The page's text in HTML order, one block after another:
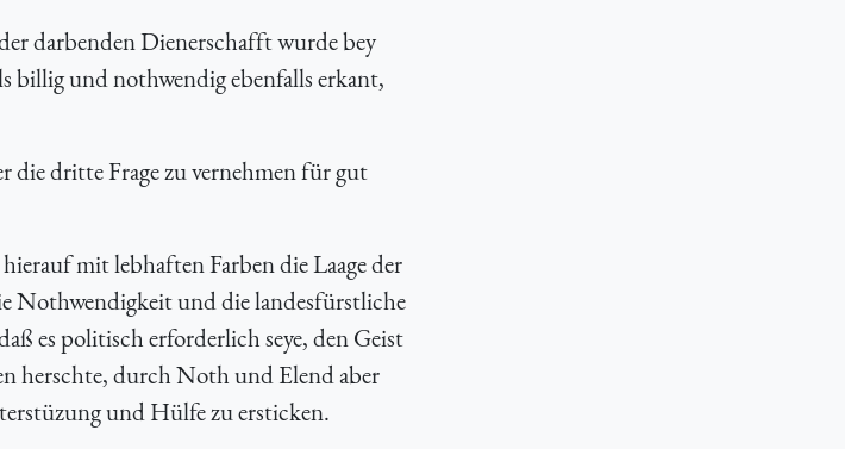
darbenden Dienerschafft wurde bey
billig und nothwendig ebenfalls erkant,
die dritte Frage zu vernehmen für gut
mit lebhaften Farben die Laage der
Nothwendigkeit und die landesfürstliche
es politisch erforderlich seye, den Geist
herschte, durch Noth und Elend aber
und Hülfe zu ersticken.